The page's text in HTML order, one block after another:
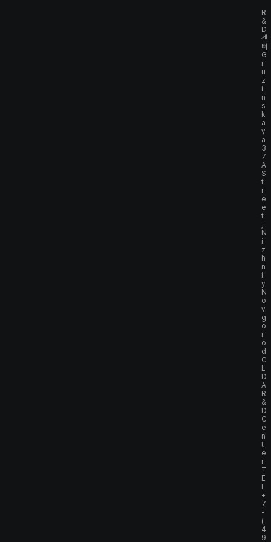
R
&
D
센
터
G
r
u
z
i
n
s
k
a
y
a
3
7
A
S
t
r
e
e
t
N
i
z
h
n
i
y
N
o
v
g
o
r
o
d
C
L
D
A
R
&
D
C
e
n
t
e
r
T
E
L
+
7
-
(
4
9